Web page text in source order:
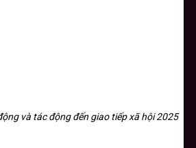
và tác động đến giao tiếp xã hội 2025